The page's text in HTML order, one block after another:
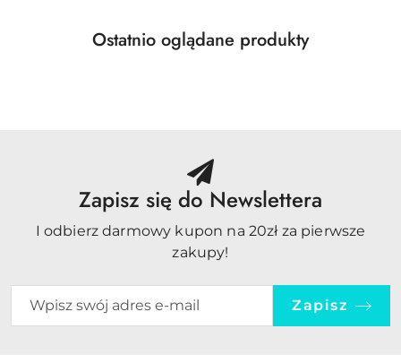
Pomiń karuzelę produktów
Produkty
Ostatnio oglądane produkty
Zapisz się do Newslettera
I odbierz darmowy kupon na 20zł za pierwsze
zakupy!
Zapisz